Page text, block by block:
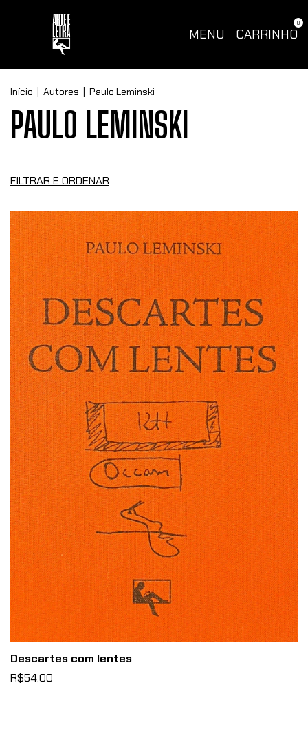
MENU CARRINHO
0
Início Autores Paulo Leminski
PAULO LEMINSKI
FILTRAR E ORDENAR
Descartes com lentes
R$54,00